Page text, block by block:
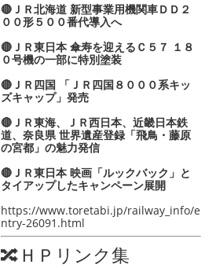
🔴ＪＲ北海道 新型事業用機関車ＤＤ２
００形５００番代導入へ
🔴ＪＲ東日本 傘寿を迎えるＣ５７ １８
０号機の一部に特別塗装
🔴ＪＲ四国 「ＪＲ四国８０００系キッ
ズキャップ」発売
🔴ＪＲ東海、ＪＲ西日本、近畿日本鉄
道、奈良県 世界遺産登録「飛鳥・藤原
の宮都」の魅力発信
🔴ＪＲ東日本 映画「ルックバック」と
タイアップしたキャンペーン展開
https://www.toretabi.jp/railway_info/e
ntry-26091.html
🔀ＨＰリンク集